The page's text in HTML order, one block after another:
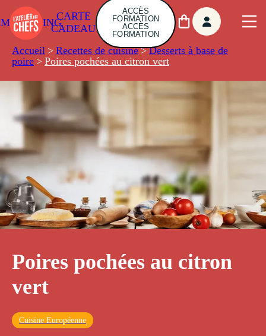
CARTE
CADEAU
ACCÈS
FORMATION
ACCÈS
FORMATION
Accueil > Recettes de cuisine > Desserts à base de
poire > Poires pochées au citron vert
Poires pochées au citron
vert
Cuisine Européenne